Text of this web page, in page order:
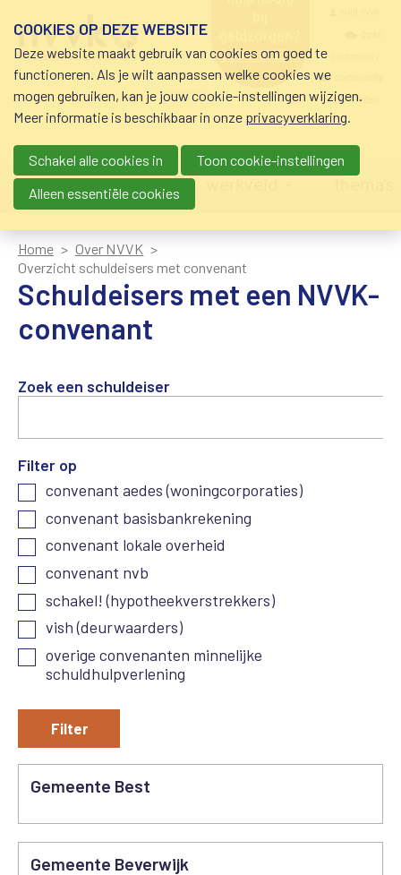
schuldhulp • sociaal
krediet • budgetbeheer •
beschermingsbewind
0800-8115.nl
nvvk-leden
Main navigation
nieuws agenda
Home
Over NVVK
Overzicht schuldeisers met convenant
Schuldeisers met een NVVK-
convenant
Zoek een schuldeiser
Filter op
convenant aedes (woningcorporaties)
convenant basisbankrekening
convenant lokale overheid
convenant nvb
schakel! (hypotheekverstrekkers)
vish (deurwaarders)
overige convenanten minnelijke
schuldhulpverlening
Filter
Gemeente Best
Gemeente Beverwijk
COOKIES OP DEZE WEBSITE
Deze website maakt gebruik van cookies om goed te
functioneren. Als je wilt aanpassen welke cookies we
mogen gebruiken, kan je jouw cookie-instellingen wijzigen.
Meer informatie is beschikbaar in onze privacyverklaring.
Schakel alle cookies in
Toon cookie-instellingen
Alleen essentiële cookies